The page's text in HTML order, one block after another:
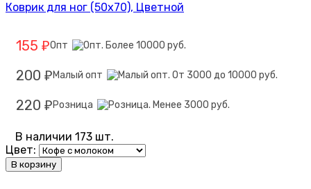
Коврик для ног (50х70), Цветной
155 ₽Опт
200 ₽ Малый опт
220 ₽ Розница
В наличии 173 шт.
Цвет:
В корзину